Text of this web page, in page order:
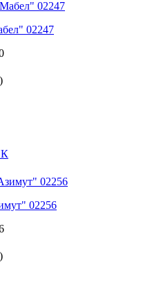
02247
02256